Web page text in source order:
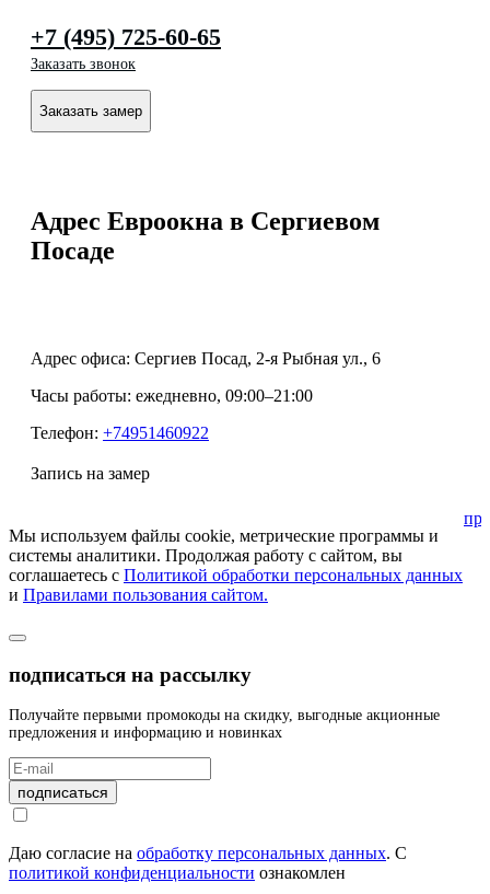
+7 (495) 725-60-65
Заказать звонок
Заказать замер
Адрес Евроокна в Сергиевом
Посаде
Адрес офиса: Сергиев Посад, 2-я Рыбная ул., 6
Часы работы: ежедневно, 09:00–21:00
Телефон: +74951460922
Запись на замер
Мы используем файлы cookie, метрические программы и
системы аналитики. Продолжая работу с сайтом, вы
соглашаетесь с Политикой обработки персональных данных
и Правилами пользования сайтом.
подписаться на рассылку
Получайте первыми промокоды на скидку, выгодные акционные
предложения и информацию и новинках
подписаться
Даю согласие на обработку персональных данных. С
политикой конфиденциальности ознакомлен